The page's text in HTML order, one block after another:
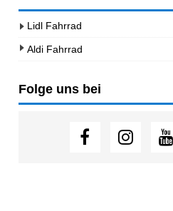
Lidl Fahrrad
Aldi Fahrrad
Folge uns bei